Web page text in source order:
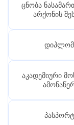
ცნობა
არქონის
აკადემიური